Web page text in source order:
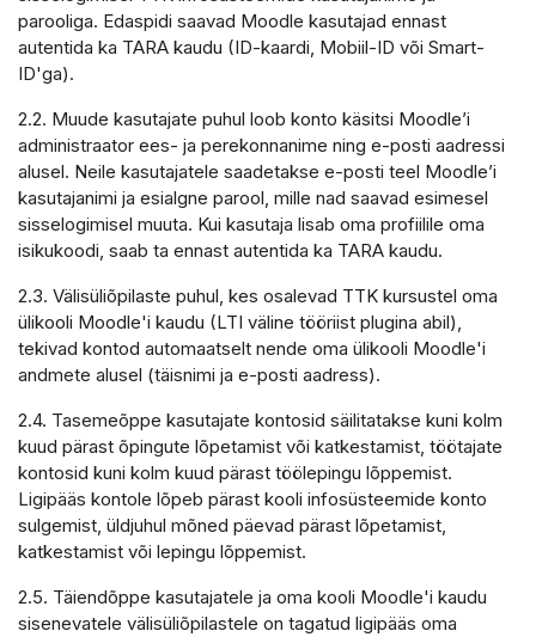
parooliga. Edaspidi saavad Moodle kasutajad ennast
autentida ka TARA kaudu (ID-kaardi, Mobiil-ID või Smart-
ID'ga).
2.2. Muude kasutajate puhul loob konto käsitsi Moodle’i
administraator ees- ja perekonnanime ning e-posti aadressi
alusel. Neile kasutajatele saadetakse e-posti teel Moodle’i
kasutajanimi ja esialgne parool, mille nad saavad esimesel
sisselogimisel muuta. Kui kasutaja lisab oma profiilile oma
isikukoodi, saab ta ennast autentida ka TARA kaudu.
2.3. Välisüliõpilaste puhul, kes osalevad TTK kursustel oma
ülikooli Moodle'i kaudu (LTI väline tööriist plugina abil),
tekivad kontod automaatselt nende oma ülikooli Moodle'i
andmete alusel (täisnimi ja e-posti aadress).
2.4. Tasemeõppe kasutajate kontosid säilitatakse kuni kolm
kuud pärast õpingute lõpetamist või katkestamist, töötajate
kontosid kuni kolm kuud pärast töölepingu lõppemist.
Ligipääs kontole lõpeb pärast kooli infosüsteemide konto
sulgemist, üldjuhul mõned päevad pärast lõpetamist,
katkestamist või lepingu lõppemist.
2.5. Täiendõppe kasutajatele ja oma kooli Moodle'i kaudu
sisenevatele välisüliõpilastele on tagatud ligipääs oma